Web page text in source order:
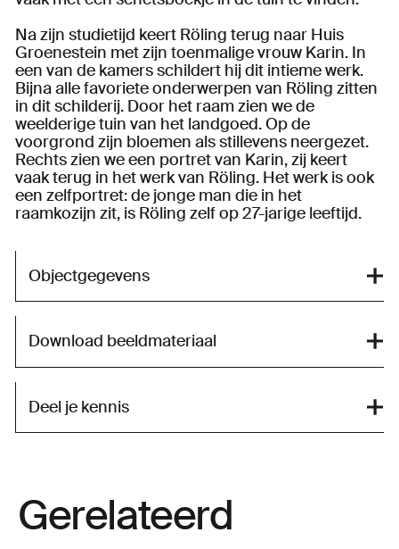
Na zijn studietijd keert Röling terug naar Huis
Groenestein met zijn toenmalige vrouw Karin. In
een van de kamers schildert hij dit intieme werk.
Bijna alle favoriete onderwerpen van Röling zitten
in dit schilderij. Door het raam zien we de
weelderige tuin van het landgoed. Op de
voorgrond zijn bloemen als stillevens neergezet.
Rechts zien we een portret van Karin, zij keert
vaak terug in het werk van Röling. Het werk is ook
een zelfportret: de jonge man die in het
raamkozijn zit, is Röling zelf op 27-jarige leeftijd.
Objectgegevens
Download beeldmateriaal
Deel je kennis
Gerelateerd